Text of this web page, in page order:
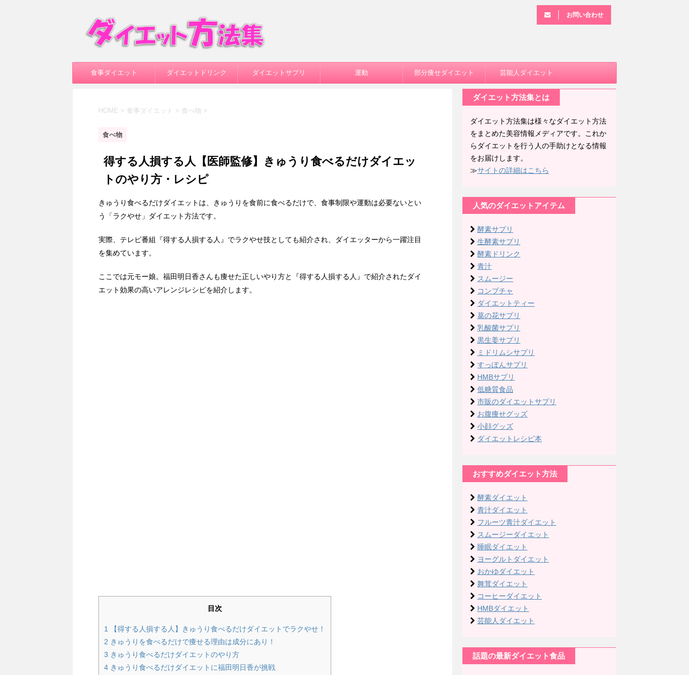
お問い合わせ
食事ダイエット ダイエットドリンク ダイエットサプリ 運動 部分痩せダイエット 芸能人ダイエット
HOME > 食事ダイエット > 食べ物 >
食べ物
得する人損する人【医師監修】きゅうり食べるだけダイエッ
トのやり方・レシピ
きゅうり食べるだけダイエットは、きゅうりを食前に食べるだけで、食事制限や運動は必要ないとい
う「ラクやせ」ダイエット方法です。
実際、テレビ番組『得する人損する人』でラクやせ技としても紹介され、ダイエッターから一躍注目
を集めています。
ここでは元モー娘。福田明日香さんも痩せた正しいやり方と『得する人損する人』で紹介されたダイ
エット効果の高いアレンジレシピを紹介します。
目次
1
【得する人損する人】きゅうり食べるだけダイエットでラクやせ！
2 きゅうりを食べるだけで痩せる理由は成分にあり！
3 きゅうり食べるだけダイエットのやり方
4 きゅうり食べるだけダイエットに福田明日香が挑戦
ダイエット方法集とは
ダイエット方法集は様々なダイエット方法
をまとめた美容情報メディアです。これか
らダイエットを行う人の手助けとなる情報
をお届けします。
≫サイトの詳細はこちら
人気のダイエットアイテム
酵素サプリ
生酵素サプリ
酵素ドリンク
青汁
スムージー
コンブチャ
ダイエットティー
葛の花サプリ
乳酸菌サプリ
黒生姜サプリ
ミドリムシサプリ
すっぽんサプリ
HMBサプリ
低糖質食品
市販のダイエットサプリ
お腹痩せグッズ
小顔グッズ
ダイエットレシピ本
おすすめダイエット方法
酵素ダイエット
青汁ダイエット
フルーツ青汁ダイエット
スムージーダイエット
睡眠ダイエット
ヨーグルトダイエット
おかゆダイエット
舞茸ダイエット
コーヒーダイエット
HMBダイエット
芸能人ダイエット
話題の最新ダイエット食品